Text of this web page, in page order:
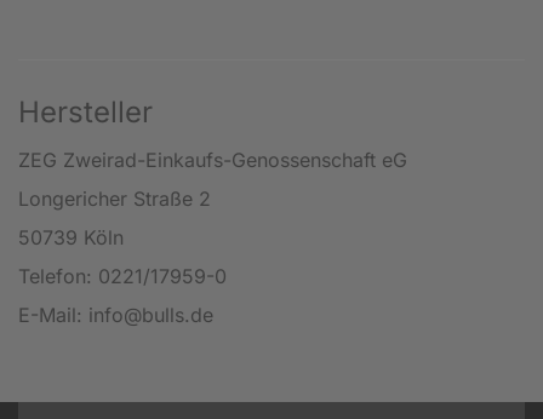
Hersteller
ZEG Zweirad-Einkaufs-Genossenschaft eG
Longericher Straße 2
50739 Köln
Telefon: 0221/17959-0
E-Mail: info@bulls.de